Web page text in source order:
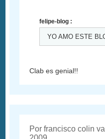
felipe-blog :
YO AMO ESTE
Clab es genial!!
Por francisco colin